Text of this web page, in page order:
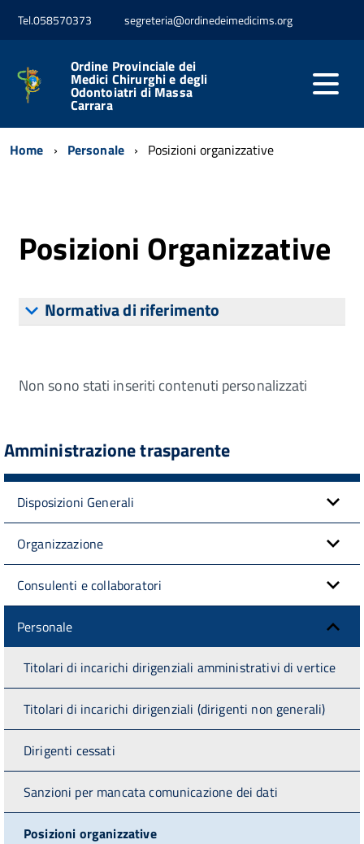
Tel.058570373 segreteria@ordinedeimedicims.org
Ordine Provinciale dei
Medici Chirurghi e degli
Odontoiatri di Massa
Carrara
Home Personale Posizioni organizzative
Posizioni Organizzative
Normativa di riferimento
Non sono stati inseriti contenuti personalizzati
Amministrazione trasparente
Disposizioni Generali
Organizzazione
Consulenti e collaboratori
Personale
Titolari di incarichi dirigenziali amministrativi di vertice
Titolari di incarichi dirigenziali (dirigenti non generali)
Dirigenti cessati
Sanzioni per mancata comunicazione dei dati
Posizioni organizzative